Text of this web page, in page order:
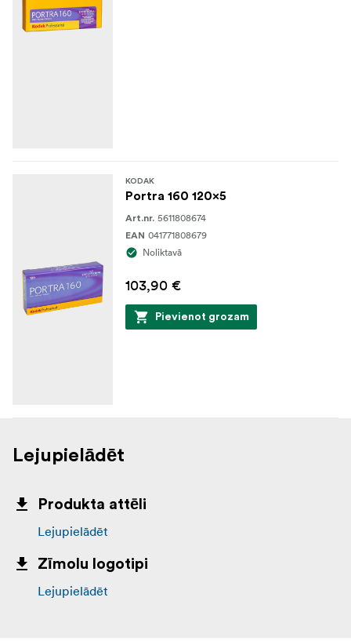
KODAK
Portra 160 120x5
Art.nr. 5611808674
EAN 041771808679
Noliktavā
103,90 €
Pievienot grozam
Lejupielādēt
Produkta attēli
Lejupielādēt
Zīmolu logotipi
Lejupielādēt